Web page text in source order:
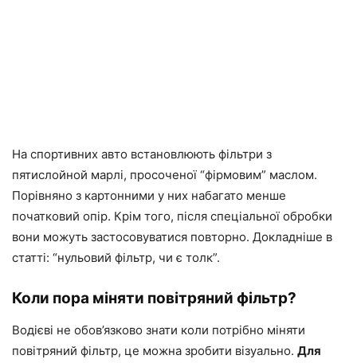
На спортивних авто встановлюють фільтри з
пятислойной марлі, просоченої “фірмовим” маслом.
Порівняно з картонними у них набагато менше
початковий опір. Крім того, після спеціальної обробки
вони можуть застосовуватися повторно. Докладніше в
статті: “нульовий фільтр, чи є толк”.
Коли пора міняти повітряний фільтр?
Водієві не обов’язково знати коли потрібно міняти
повітряний фільтр, це можна зробити візуально. Для